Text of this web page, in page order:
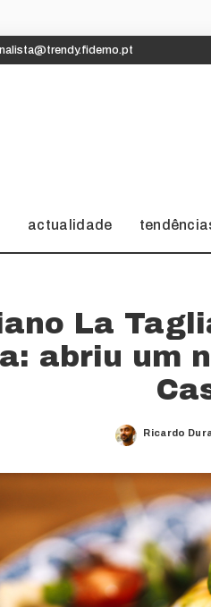
actualidade
La
abriu um
Posted
Ricardo